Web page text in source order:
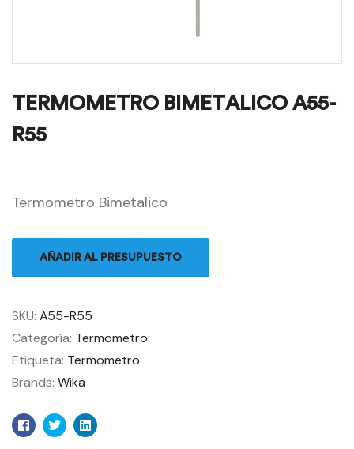
TERMOMETRO BIMETALICO A55-
R55
Termometro Bimetalico
AÑADIR AL PRESUPUESTO
SKU: A55-R55
Categoría: Termometro
Etiqueta: Termometro
Brands: Wika
Facebook
TwitterLinkedin